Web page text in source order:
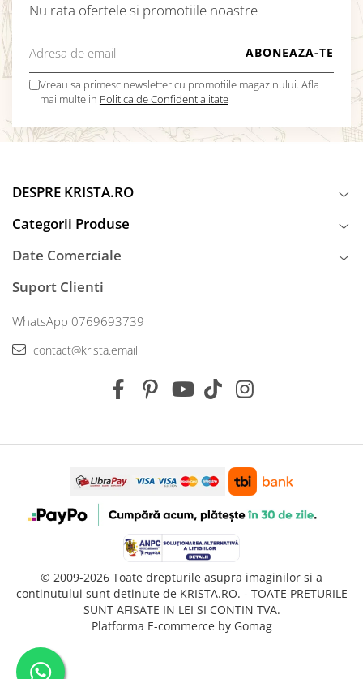
Nu rata ofertele si promotiile noastre
Vreau sa primesc newsletter cu promotiile magazinului. Afla
mai multe in Politica de Confidentialitate
DESPRE KRISTA.RO
Categorii Produse
Date Comerciale
Suport Clienti
WhatsApp 0769693739
contact@krista.email
© 2009-2026 Toate drepturile asupra imaginilor si a
continutului sunt detinute de KRISTA.RO. - TOATE PRETURILE
SUNT AFISATE IN LEI SI CONTIN TVA.
Platforma E-commerce by Gomag